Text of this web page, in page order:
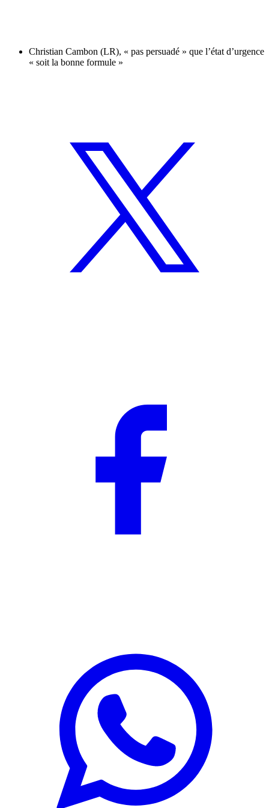
Christian Cambon (LR), « pas persuadé » que l’état d’urgence
« soit la bonne formule »